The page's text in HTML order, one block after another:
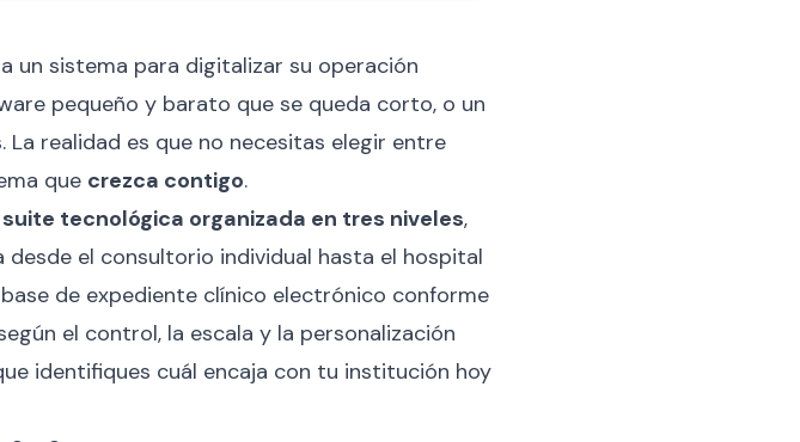
un sistema para digitalizar su operación
pequeño y barato que se queda corto, o un
realidad es que no necesitas elegir entre
que crezca contigo.
suite tecnológica organizada en tres niveles,
el consultorio individual hasta el hospital
de expediente clínico electrónico conforme
el control, la escala y la personalización
identifiques cuál encaja con tu institución hoy